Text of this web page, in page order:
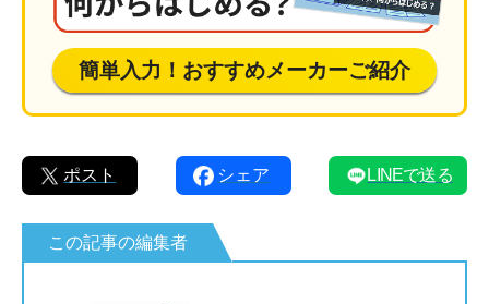
簡単入力！おすすめメーカーご紹介
ポスト シェア LINEで送る
この記事の編集者